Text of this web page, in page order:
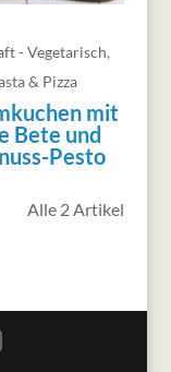
- Vegetarisch,
& Pizza
mit
Bete und
Pesto
Alle 2 Artikel